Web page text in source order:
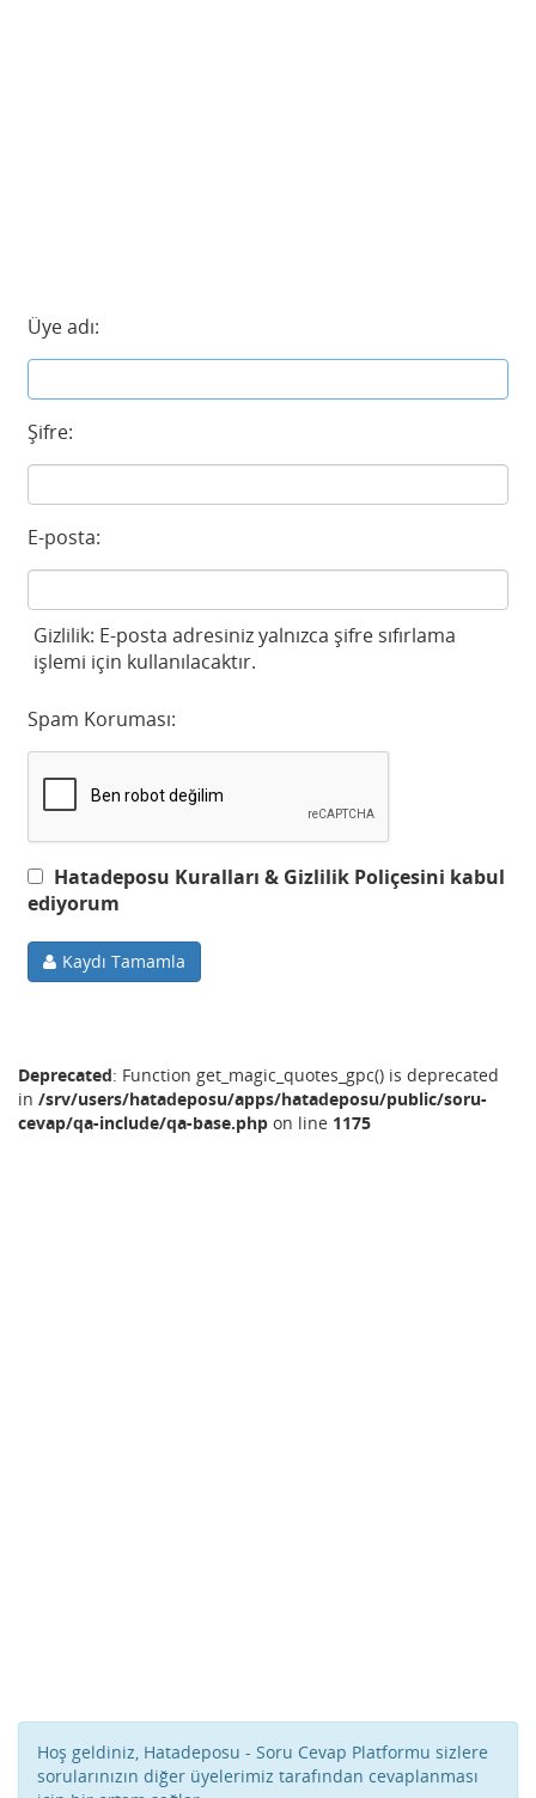
Üye adı:
Şifre:
E-posta:
Gizlilik: E-posta adresiniz yalnızca şifre sıfırlama
işlemi için kullanılacaktır.
Spam Koruması:
Hatadeposu Kuralları & Gizlilik Poliçesini kabul
ediyorum
Kaydı Tamamla
Deprecated: Function get_magic_quotes_gpc() is deprecated
in /srv/users/hatadeposu/apps/hatadeposu/public/soru-
cevap/qa-include/qa-base.php on line 1175
Hoş geldiniz, Hatadeposu - Soru Cevap Platformu sizlere
sorularınızın diğer üyelerimiz tarafından cevaplanması